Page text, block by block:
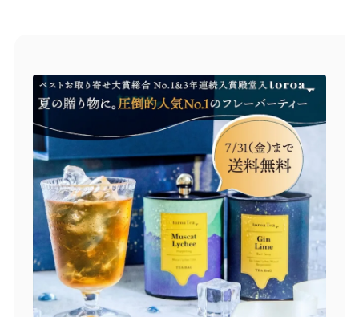
商品一覧
とろ生ガトーショコラ
とろ生 まとめ買いお得
セット
お中元
とろ生チーズケーキ
濃抹茶とろ生ガトーシ
ョコラ
とろ生シュー